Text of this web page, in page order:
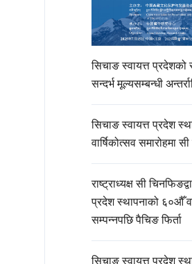
सिचाङ स्वायत्त प्रदेशको
सन्दर्भ मूल्यसम्बन्धी
सिचाङ स्वायत्त प्रदेश
वार्षिकोत्सव समारोहमा
राष्ट्राध्यक्ष सी
प्रदेश स्थापनाको ६०औँ
सम्पन्नपछि पैचिङ फिर्ता